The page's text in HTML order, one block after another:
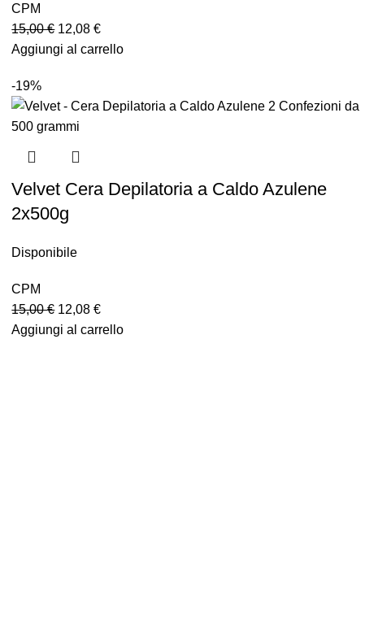
CPM
15,00€ 12,08€
Aggiungi al carrello
-19%
Velvet Cera Depilatoria a Caldo Azulene
2x500g
Disponibile
CPM
15,00€ 12,08€
Aggiungi al carrello